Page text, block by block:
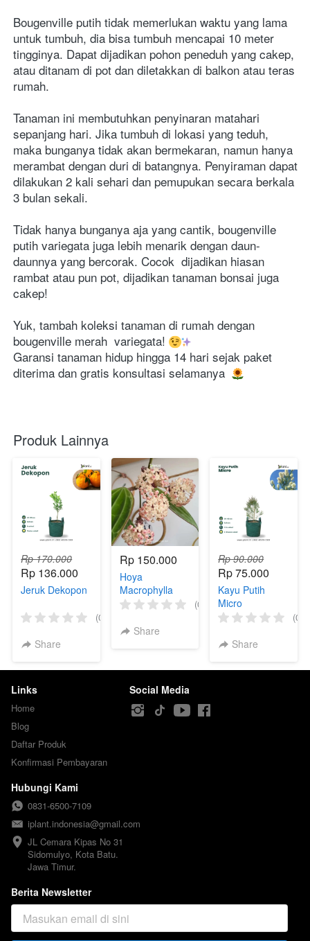
Bougenville putih tidak memerlukan waktu yang lama
untuk tumbuh, dia bisa tumbuh mencapai 10 meter
tingginya. Dapat dijadikan pohon peneduh yang cakep,
atau ditanam di pot dan diletakkan di balkon atau teras
rumah.
Tanaman ini membutuhkan penyinaran matahari
sepanjang hari. Jika tumbuh di lokasi yang teduh,
maka bunganya tidak akan bermekaran, namun hanya
merambat dengan duri di batangnya. Penyiraman dapat
dilakukan 2 kali sehari dan pemupukan secara berkala
3 bulan sekali.
Tidak hanya bunganya aja yang cantik, bougenville
putih variegata juga lebih menarik dengan daun-
daunnya yang bercorak. Cocok  dijadikan hiasan
rambat atau pun pot, dijadikan tanaman bonsai juga
cakep!
Yuk, tambah koleksi tanaman di rumah dengan
bougenville merah  variegata!
Garansi tanaman hidup hingga 14 hari sejak paket
diterima dan gratis konsultasi selamanya
Produk Lainnya
Rp 170.000
Rp 136.000
Jeruk Dekopon
(0)
Share
Rp 150.000
Hoya
Macrophylla
Varigata
(0)
Share
Rp 90.000
Rp 75.000
Kayu Putih
Micro
(0)
Share
Links
Home
Blog
Daftar Produk
Konfirmasi Pembayaran
Social Media
Hubungi Kami
0831-6500-7109
iplant.indonesia@gmail.com
JL Cemara Kipas No 31
Sidomulyo, Kota Batu.
Jawa Timur.
Berita Newsletter